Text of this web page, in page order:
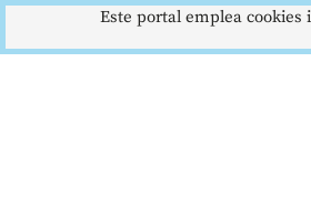
Este portal emplea